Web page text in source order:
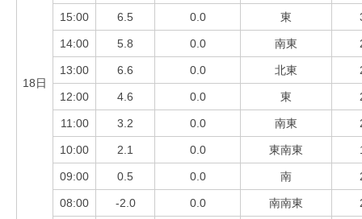
18日
15:00 6.5 0.0 東
14:00 5.8 0.0 南東
13:00 6.6 0.0 北東
12:00 4.6 0.0 東
11:00 3.2 0.0 南東
10:00 2.1 0.0 東南東
09:00 0.5 0.0 南
08:00 -2.0 0.0 南南東